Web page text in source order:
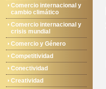
Comercio internacional y
cambio climático
Comercio internacional y
crisis mundial
Comercio y Género
Competitividad
Conectividad
Creatividad